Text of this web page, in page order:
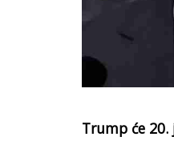
Trump će